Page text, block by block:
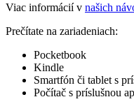
Viac informácií v našich
Prečítate na zariadeniach:
Pocketbook
Kindle
Smartfón či tablet s
Počítač s príslušnou